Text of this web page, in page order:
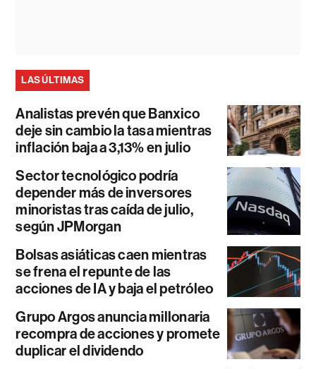
LAS ÚLTIMAS
Analistas prevén que Banxico
deje sin cambio la tasa mientras
inflación baja a 3,13% en julio
Sector tecnológico podría
depender más de inversores
minoristas tras caída de julio,
según JPMorgan
Bolsas asiáticas caen mientras
se frena el repunte de las
acciones de IA y baja el petróleo
Grupo Argos anuncia millonaria
recompra de acciones y promete
duplicar el dividendo